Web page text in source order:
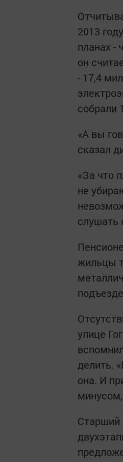
2013
планах -
он
- 17,4
собрали
«А вы
сказал
«За что
не
слушать
жильцы
улице
делить.
она. И
Старший